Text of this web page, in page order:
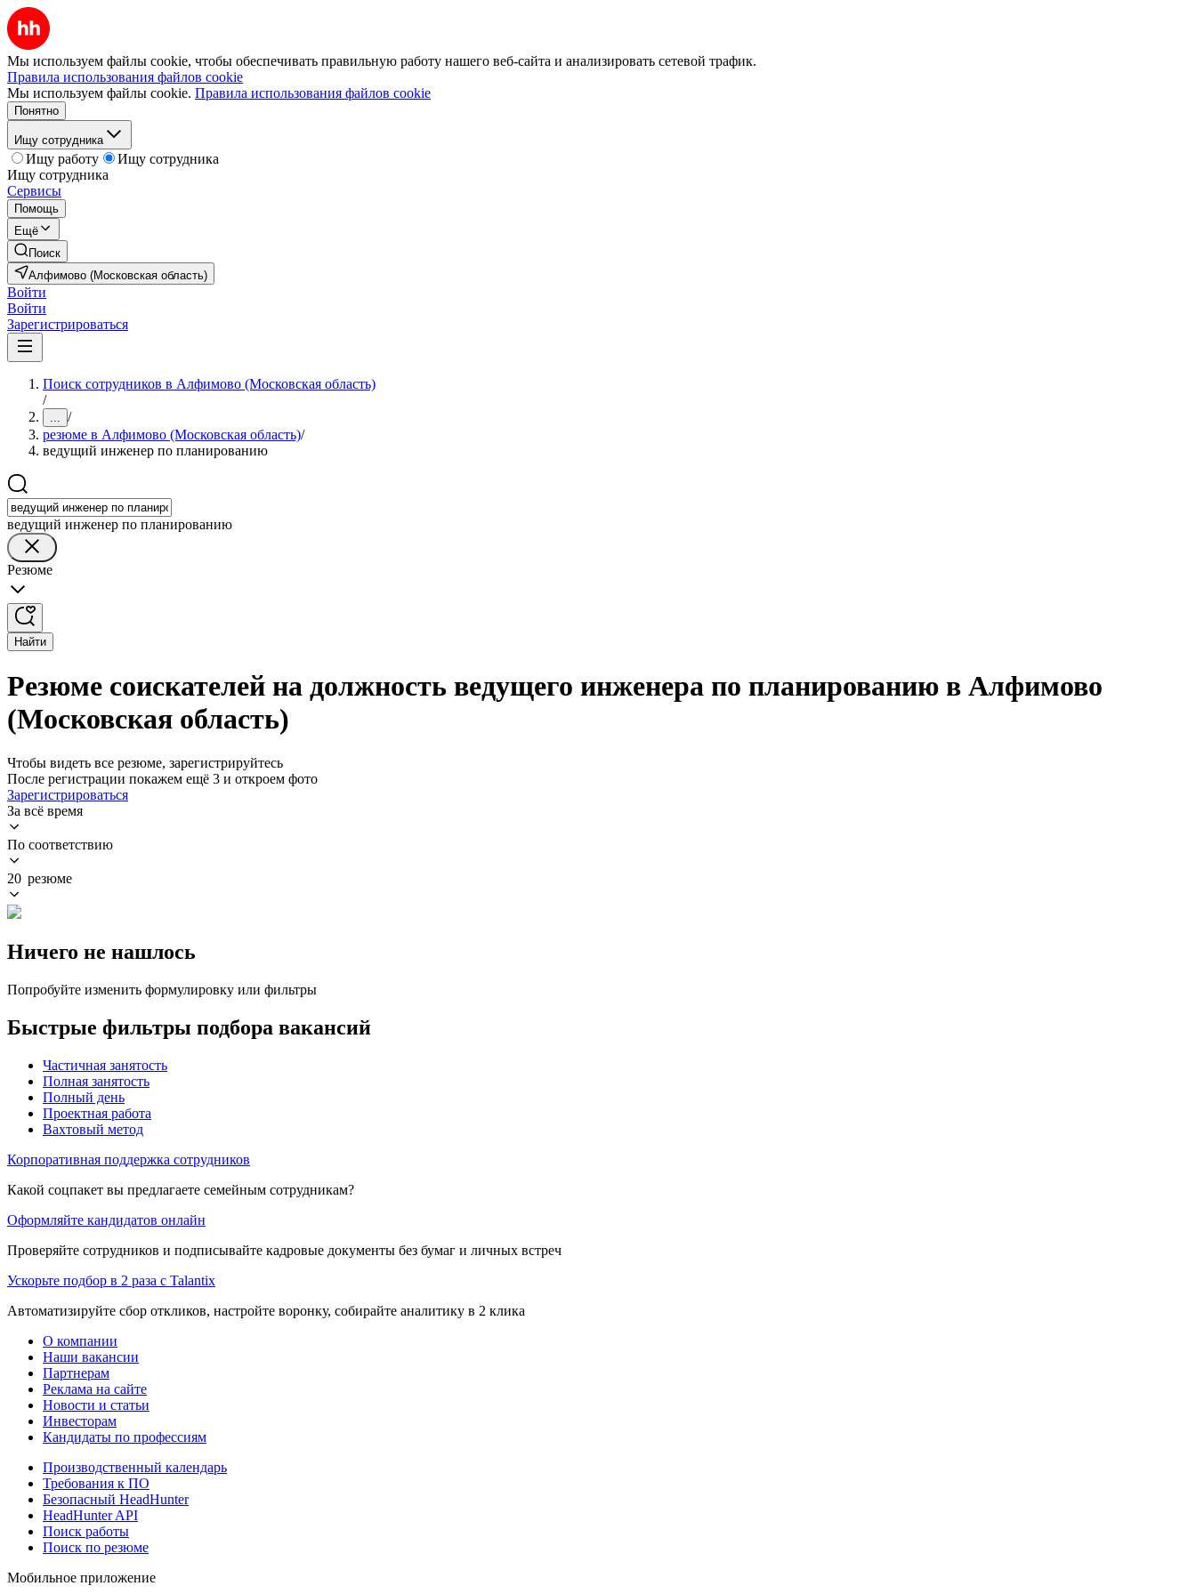
Мы используем файлы cookie, чтобы обеспечивать правильную работу нашего веб-сайта и анализировать сетевой трафик.
Правила использования файлов cookie
Мы используем файлы cookie. Правила использования файлов cookie
Понятно
Ищу сотрудника
Ищу работу
Ищу сотрудника
Ищу сотрудника
Сервисы
Помощь
Ещё
Поиск
Алфимово (Московская область)
Войти
Войти
Зарегистрироваться
Поиск сотрудников в Алфимово (Московская область)
/
... /
резюме в Алфимово (Московская область)/
ведущий инженер по планированию
ведущий инженер по планированию
Резюме
Найти
Резюме соискателей на должность ведущего инженера по планированию в Алфимово
(Московская область)
Чтобы видеть все резюме, зарегистрируйтесь
После регистрации покажем ещё 3 и откроем фото
Зарегистрироваться
За всё время
По соответствию
20 резюме
Ничего не нашлось
Попробуйте изменить формулировку или фильтры
Быстрые фильтры подбора вакансий
Частичная занятость
Полная занятость
Полный день
Проектная работа
Вахтовый метод
Корпоративная поддержка сотрудников
Какой соцпакет вы предлагаете семейным сотрудникам?
Оформляйте кандидатов онлайн
Проверяйте сотрудников и подписывайте кадровые документы без бумаг и личных встреч
Ускорьте подбор в 2 раза с Talantix
Автоматизируйте сбор откликов, настройте воронку, собирайте аналитику в 2 клика
О компании
Наши вакансии
Партнерам
Реклама на сайте
Новости и статьи
Инвесторам
Кандидаты по профессиям
Производственный календарь
Требования к ПО
Безопасный HeadHunter
HeadHunter API
Поиск работы
Поиск по резюме
Мобильное приложение